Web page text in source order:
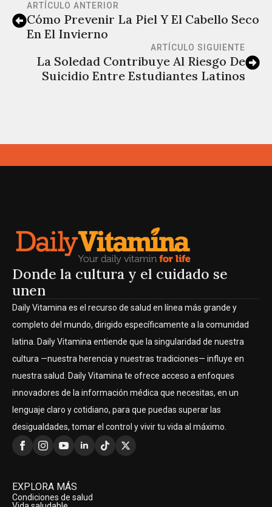
ARTÍCULO ANTERIOR
Cómo Prevenir La Piel Y El Cabello Seco
En El Invierno
ARTÍCULO SIGUIENTE
La Soledad Contribuye Al Riesgo De
Suicidio Entre Estudiantes Latinos
Donde la cultura y el cuidado se
unen
Daily Vitamina es el recurso de salud en línea más grande y
completo del mundo, dirigido específicamente a la comunidad
latina. Daily Vitamina entiende que la singularidad de nuestra
cultura —nuestra herencia y nuestras tradiciones— influye en
nuestra salud. Daily Vitamina te ofrece acceso a enfoques
innovadores de la información médica que necesitas, en un
lenguaje claro y cotidiano, para que puedas superar las
desigualdades, tomar el control y vivir tu vida al máximo.
EXPLORA MÁS
Condiciones de salud